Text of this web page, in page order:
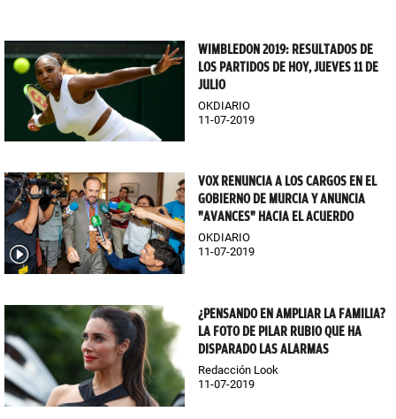
WIMBLEDON 2019: RESULTADOS DE
LOS PARTIDOS DE HOY, JUEVES 11 DE
JULIO
OKDIARIO
11-07-2019
VOX RENUNCIA A LOS CARGOS EN EL
GOBIERNO DE MURCIA Y ANUNCIA
"AVANCES" HACIA EL ACUERDO
OKDIARIO
11-07-2019
¿PENSANDO EN AMPLIAR LA FAMILIA?
LA FOTO DE PILAR RUBIO QUE HA
DISPARADO LAS ALARMAS
Redacción Look
11-07-2019